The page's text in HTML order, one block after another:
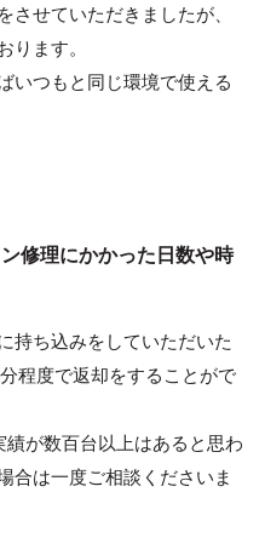
せていただきましたが、
ます。
いつもと同じ環境で使える
修理にかかった日数や時
持ち込みをしていただいた
程度で返却をすることがで
績が数百台以上はあると思わ
合は一度ご相談くださいま